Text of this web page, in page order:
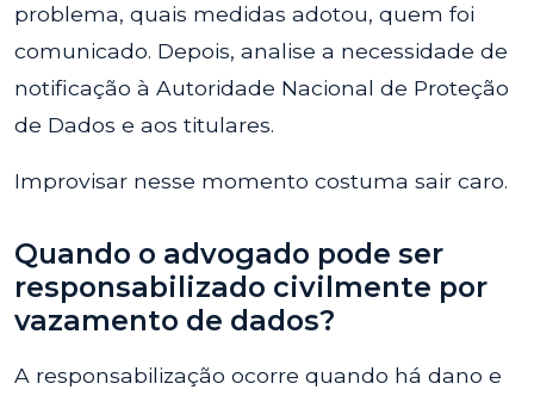
problema, quais medidas adotou, quem foi
comunicado. Depois, analise a necessidade de
notificação à Autoridade Nacional de Proteção
de Dados e aos titulares.
Improvisar nesse momento costuma sair caro.
Quando o advogado pode ser
responsabilizado civilmente por
vazamento de dados?
A responsabilização ocorre quando há dano e